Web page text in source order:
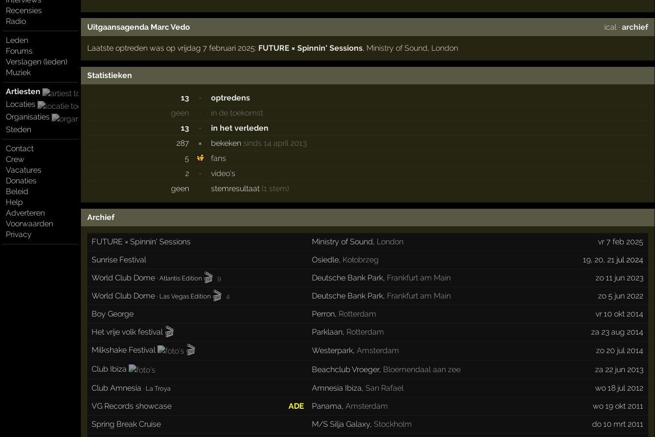
Recensies
Radio
Leden
Forums
Verslagen (leden)
Muziek
Artiesten
Locaties
Organisaties
Steden
Contact
Crew
Vacatures
Donaties
Beleid
Help
Adverteren
Voorwaarden
Privacy
Uitgaansagenda Marc Vedo ical ·archief
Laatste optreden was op vrijdag 7 februari 2025: FUTURE × Spinnin' Sessions, Ministry of Sound, London
Statistieken
13 ·
optredens
geen
·
in de toekomst
13
·
in het verleden
287
× bekeken sinds 14 april 2013
5
fans
2
·
video's
geen
stemresultaat (1 stem)
Archief
FUTURE × Spinnin' Sessions Ministry of Sound, London
vr 7 feb 2025
Sunrise Festival
Osiedle, Kołobrzeg 19,20,21 jul 2024
World Club Dome ·Atlantis Edition 🎬 9 Deutsche Bank Park, Frankfurt am Main
zo 11 jun 2023
World Club Dome · Las Vegas Edition 🎬 4 Deutsche Bank Park, Frankfurt am Main
zo 5 jun 2022
Boy George
Perron, Rotterdam
vr 10 okt 2014
Het vrije volk festival 🎬 Parklaan, Rotterdam
za 23 aug 2014
Milkshake Festival
🎬 Westerpark,Amsterdam
zo 20 jul 2014
Club Ibiza
Beachclub Vroeger, Bloemendaal aan zee
za 22 jun 2013
Club Amnesia · La Troya Amnesia Ibiza,San Rafael
wo 18 jul 2012
VG Records showcase
ADE Panama,Amsterdam
wo 19 okt 2011
Spring Break Cruise
M/S Silja Galaxy,Stockholm do 10 mrt 2011